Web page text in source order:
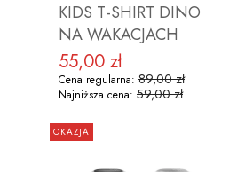
KIDS T-SHIRT DINO
NA WAKACJACH
Cena promocyjna
55,00 zł
Cena regularna: 89,00 zł
Najniższa cena: 59,00 zł
OKAZJA